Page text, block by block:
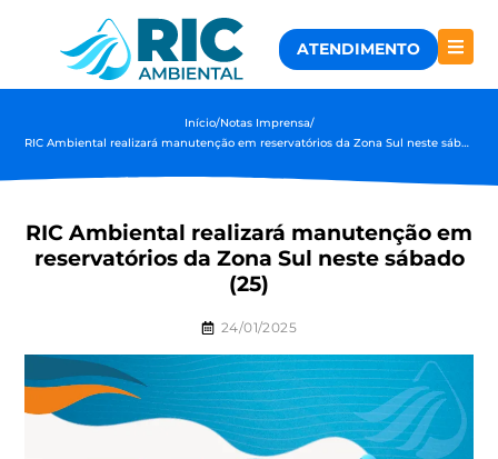
ATENDIMENTO
Início/Notas Imprensa/
RIC Ambiental realizará manutenção em reservatórios da Zona Sul neste sábado (25)
RIC Ambiental realizará manutenção em
reservatórios da Zona Sul neste sábado
(25)
24/01/2025